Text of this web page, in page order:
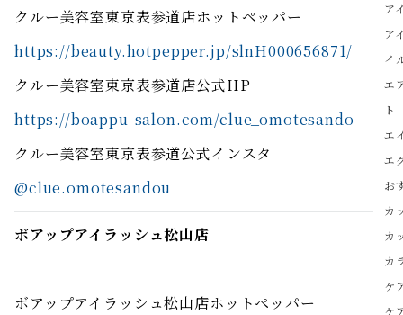
クルー美容室東京表参道店ホットペッパー
https://beauty.hotpepper.jp/slnH000656871/
クルー美容室東京表参道店公式HP
https://boappu-salon.com/clue_omotesando
クルー美容室東京表参道公式インスタ
@clue.omotesandou
ボアップアイラッシュ松山店
ボアップアイラッシュ松山店ホットペッパー
ア
ア
イ
エ
ト
エ
エ
お
カ
カ
カ
ケ
ケ